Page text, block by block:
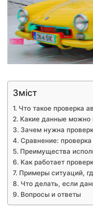
Зміст
Что такое проверка
Какие данные можно
Зачем нужна
Сравнение:
Преимущества
Как работает
Примеры ситуаций,
Что делать, если
Вопросы и ответы